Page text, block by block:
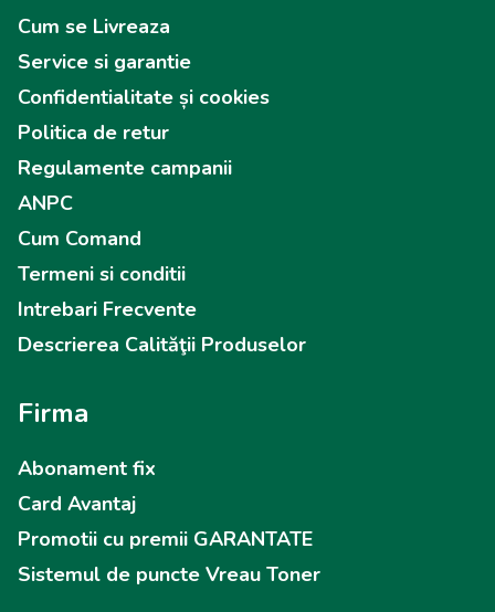
Cum se Livreaza
Service si garantie
Confidentialitate și cookies
Politica de retur
Regulamente campanii
ANPC
Cum Comand
Termeni si conditii
Intrebari Frecvente
Descrierea Calităţii Produselor
Firma
Abonament fix
Card Avantaj
Promotii cu premii GARANTATE
Sistemul de puncte Vreau Toner